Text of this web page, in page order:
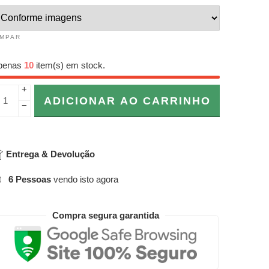
10 item(s) em stock.
+
−
ADICIONAR AO CARRINHO
Entrega & Devolução
6 Pessoas vendo isto agora
Compra segura garantida